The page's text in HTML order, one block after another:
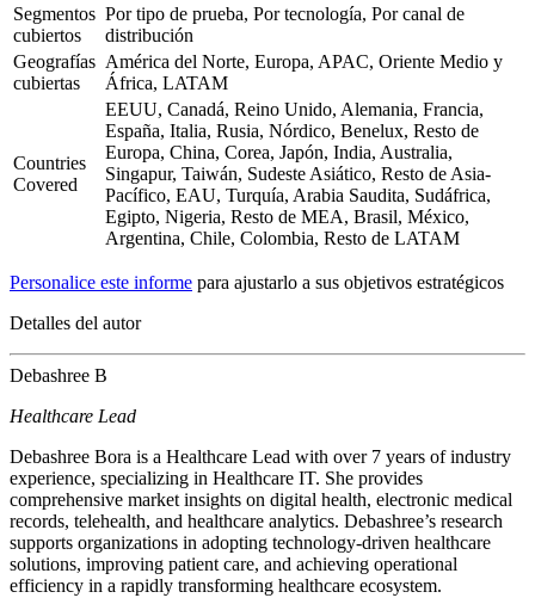
Segmentos
cubiertos
Por tipo de prueba, Por tecnología, Por canal de
distribución
Geografías
cubiertas
América del Norte, Europa, APAC, Oriente Medio y
África, LATAM
Countries
Covered
EEUU, Canadá, Reino Unido, Alemania, Francia,
España, Italia, Rusia, Nórdico, Benelux, Resto de
Europa, China, Corea, Japón, India, Australia,
Singapur, Taiwán, Sudeste Asiático, Resto de Asia-
Pacífico, EAU, Turquía, Arabia Saudita, Sudáfrica,
Egipto, Nigeria, Resto de MEA, Brasil, México,
Argentina, Chile, Colombia, Resto de LATAM
Personalice este informe para ajustarlo a sus objetivos estratégicos
Detalles del autor
Debashree B
Healthcare Lead
Debashree Bora is a Healthcare Lead with over 7 years of industry
experience, specializing in Healthcare IT. She provides
comprehensive market insights on digital health, electronic medical
records, telehealth, and healthcare analytics. Debashree’s research
supports organizations in adopting technology-driven healthcare
solutions, improving patient care, and achieving operational
efficiency in a rapidly transforming healthcare ecosystem.